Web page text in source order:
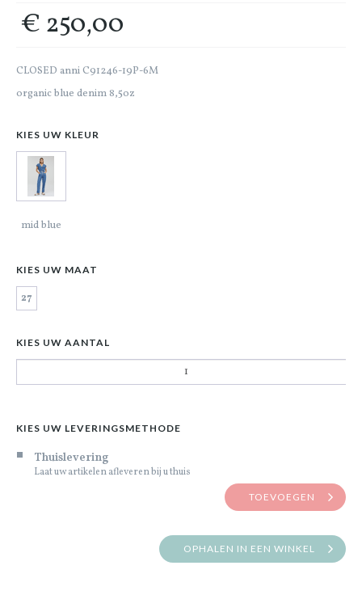
€ 250,00
CLOSED anni C91246-19P-6M
organic blue denim 8,5oz
KIES UW KLEUR
mid blue
KIES UW MAAT
27
KIES UW AANTAL
KIES UW LEVERINGSMETHODE
Thuislevering
Laat uw artikelen afleveren bij u thuis
TOEVOEGEN
OPHALEN IN EEN WINKEL